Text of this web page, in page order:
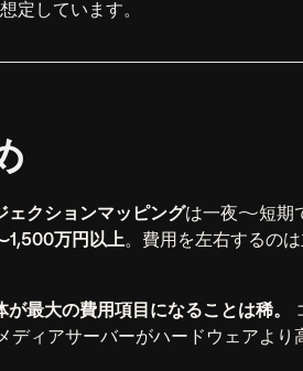
定しています。
ェクションマッピングは一夜〜短期
1,500万円以上 。費用を左右するの
が最大の費用項目になることは稀。
ディアサーバーがハードウェアより